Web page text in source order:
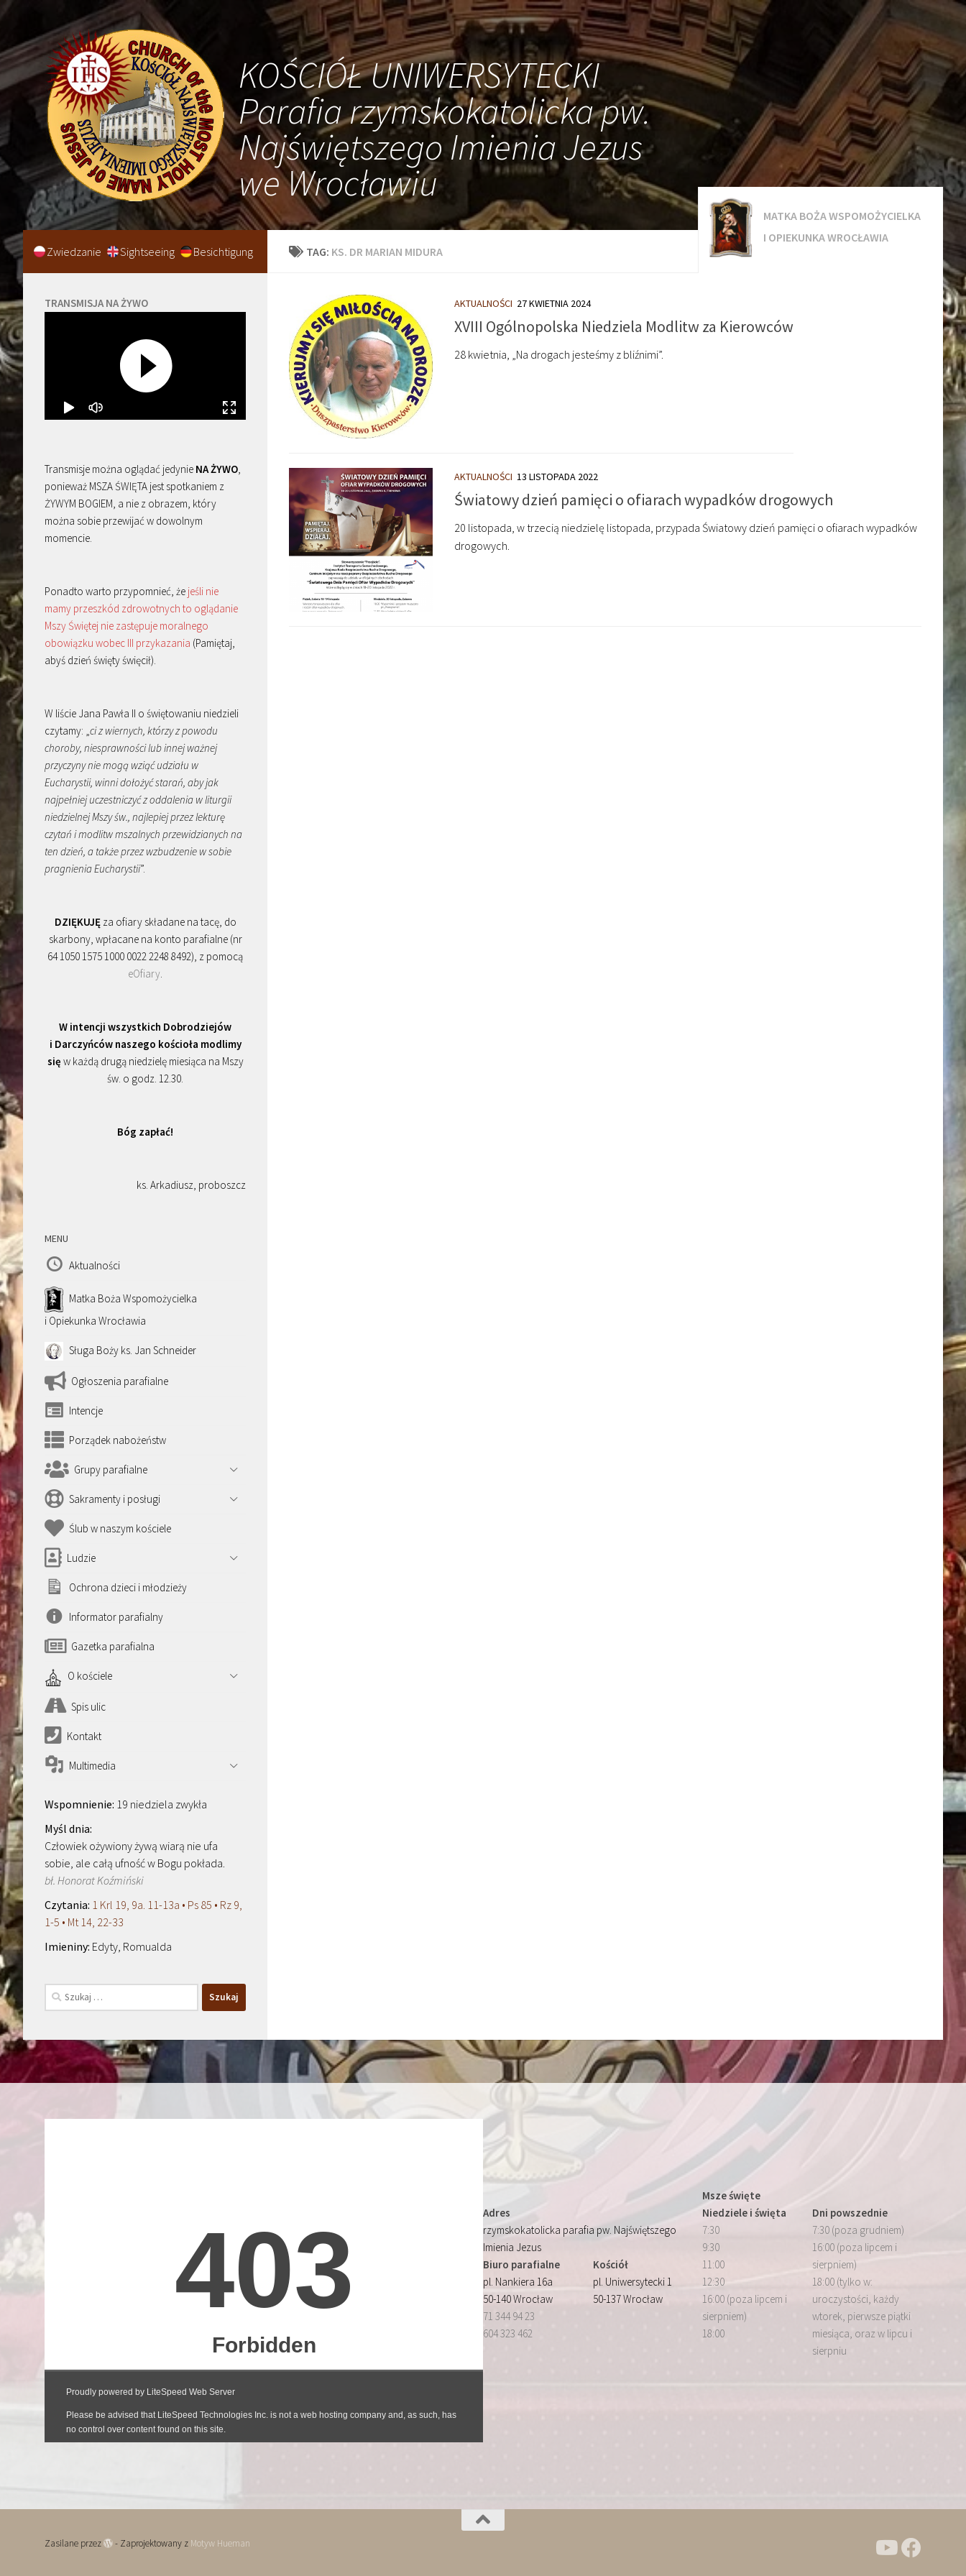
KOŚCIÓŁ UNIWERSYTECKI
Parafia rzymskokatolicka pw.
Najświętszego Imienia Jezus
we Wrocławiu
TAG: KS. DR MARIAN MIDURA
MATKA BOŻA WSPOMOŻYCIELKA
I OPIEKUNKA WROCŁAWIA
AKTUALNOŚCI 27 KWIETNIA 2024
XVIII Ogólnopolska Niedziela Modlitw za Kierowców
28 kwietnia, „Na drogach jesteśmy z bliźnimi”.
AKTUALNOŚCI 13 LISTOPADA 2022
Światowy dzień pamięci o ofiarach wypadków drogowych
20 listopada, w trzecią niedzielę listopada, przypada Światowy dzień pamięci o ofiarach wypadków
drogowych.
Zwiedzanie Sightseeing Besichtigung
TRANSMISJA NA ŻYWO
Transmisje można oglądać jedynie NA ŻYWO,
ponieważ MSZA ŚWIĘTA jest spotkaniem z
ŻYWYM BOGIEM, a nie z obrazem, który
można sobie przewijać w dowolnym
momencie.
Ponadto warto przypomnieć, że jeśli nie
mamy przeszkód zdrowotnych to oglądanie
Mszy Świętej nie zastępuje moralnego
obowiązku wobec III przykazania (Pamiętaj,
abyś dzień święty święcił).
W liście Jana Pawła II o świętowaniu niedzieli
czytamy: „ci z wiernych, którzy z powodu
choroby, niesprawności lub innej ważnej
przyczyny nie mogą wziąć udziału w
Eucharystii, winni dołożyć starań, aby jak
najpełniej uczestniczyć z oddalenia w liturgii
niedzielnej Mszy św., najlepiej przez lekturę
czytań i modlitw mszalnych przewidzianych na
ten dzień, a także przez wzbudzenie w sobie
pragnienia Eucharystii”.
DZIĘKUJĘza ofiary składane na tacę, do
skarbony, wpłacane na konto parafialne (nr
64 1050 1575 1000 0022 2248 8492), z pomocą
eOfiary.
W intencji wszystkich Dobrodziejów
i Darczyńców naszego kościoła modlimy
się w każdą drugą niedzielę miesiąca na Mszy
św. o godz. 12.30.
Bóg zapłać!
ks. Arkadiusz, proboszcz
MENU
Aktualności
Matka Boża Wspomożycielka
i Opiekunka Wrocławia
Sługa Boży ks. Jan Schneider
Ogłoszenia parafialne
Intencje
Porządek nabożeństw
Grupy parafialne
Sakramenty i posługi
Ślub w naszym kościele
Ludzie
Ochrona dzieci i młodzieży
Informator parafialny
Gazetka parafialna
O kościele
Spis ulic
Kontakt
Multimedia
19 niedziela zwykła
Człowiek ożywiony żywą wiarą nie ufa
sobie, ale całą ufność w Bogu pokłada.
bł. Honorat Koźmiński
1 Krl 19, 9a. 11-13a • Ps 85 • Rz 9,
1-5 • Mt 14, 22-33
Edyty, Romualda
Szukaj:
Adres
rzymskokatolicka parafia pw. Najświętszego
Imienia Jezus
Biuro parafialne
pl. Nankiera 16a
50-140 Wrocław
71 344 94 23
604 323 462
Kościół
pl. Uniwersytecki 1
50-137 Wrocław
Msze święte
Niedziele i święta
7:30
9:30
11:00
12:30
16:00 (poza lipcem i
sierpniem)
18:00
Dni powszednie
7:30 (poza grudniem)
16:00 (poza lipcem i
sierpniem)
18:00 (tylko w:
uroczystości, każdy
wtorek, pierwsze piątki
miesiąca, oraz w lipcu i
sierpniu
Zasilane przez - Zaprojektowany z Motyw Hueman